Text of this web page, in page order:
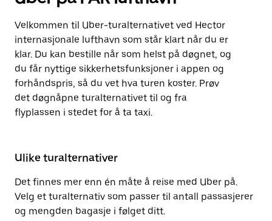
Velkommen til Uber-turalternativet ved Hector
internasjonale lufthavn som står klart når du er
klar. Du kan bestille når som helst på døgnet, og
du får nyttige sikkerhetsfunksjoner i appen og
forhåndspris, så du vet hva turen koster. Prøv
det døgnåpne turalternativet til og fra
flyplassen i stedet for å ta taxi.
Ulike turalternativer
Det finnes mer enn én måte å reise med Uber på.
Velg et turalternativ som passer til antall passasjerer
og mengden bagasje i følget ditt.